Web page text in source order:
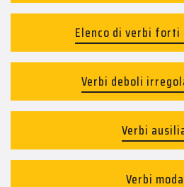
Elenco di verbi
Verbi deboli
Verbi
Verbi